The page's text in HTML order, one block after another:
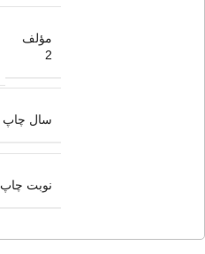
مؤلف
2
سال چاپ
نوبت چاپ